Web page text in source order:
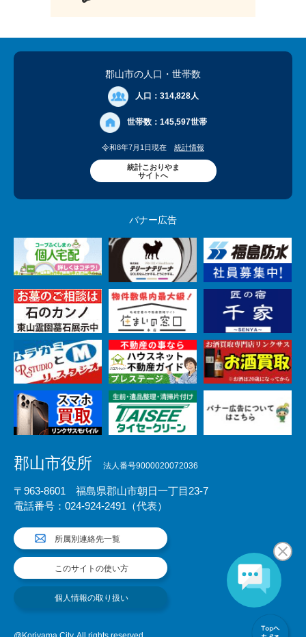
郡山市の人口 ・世帯数
人口： 314,828人
世帯数： 145,597世帯
令和8年7月1日現在 統計情報
統計こおりやま
サイトへ
バナー広告
郡山市役所 法人番号9000020072036
〒963-8601 福島県郡山市朝日一丁目23-7
電話番号：024-924-2491（代表）
所属別連絡先一覧
このサイトの使い方
個人情報の取り扱い